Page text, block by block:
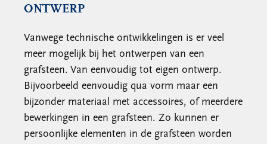
ONTWERP
Vanwege technische ontwikkelingen is er veel
meer mogelijk bij het ontwerpen van een
grafsteen. Van eenvoudig tot eigen ontwerp.
Bijvoorbeeld eenvoudig qua vorm maar een
bijzonder materiaal met accessoires, of meerdere
bewerkingen in een grafsteen. Zo kunnen er
persoonlijke elementen in de grafsteen worden